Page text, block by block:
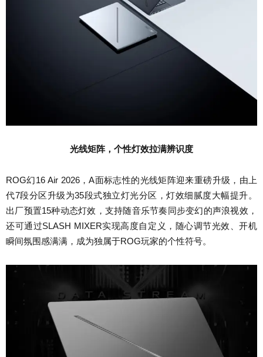
光线矩阵，个性灯效拉满辨识度
ROG幻16 Air 2026，A面标志性的光线矩阵迎来重磅升级，由上
代7段分区升级为35段式独立灯光分区，灯效细腻度大幅提升。
出厂预置15种动态灯效，支持随音乐节奏同步变幻的声浪视效，
还可通过SLASH MIXER实现高度自定义，随心调节光效、开机
瞬间氛围感满满，成为独属于ROG玩家的个性符号。